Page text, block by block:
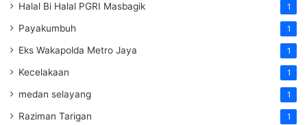
Halal Bi Halal PGRI Masbagik 1
Payakumbuh 1
Eks Wakapolda Metro Jaya 1
Kecelakaan 1
medan selayang 1
Raziman Tarigan 1